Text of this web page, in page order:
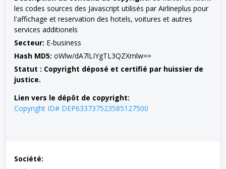
les codes sources des Javascript utilisés par Airlineplus pour
l'affichage et reservation des hotels, voitures et autres
services additionels
Secteur: E-business
Hash MD5: oWlw/dA7lLIYgTL3QZXmlw==
Statut : Copyright déposé et certifié par huissier de
justice.
Lien vers le dépôt de copyright:
Copyright ID# DEP633737523585127500
Société: